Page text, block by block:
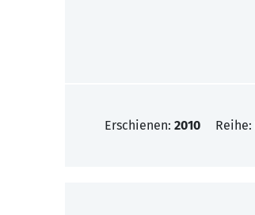
Erschienen: 2010 Reihe: